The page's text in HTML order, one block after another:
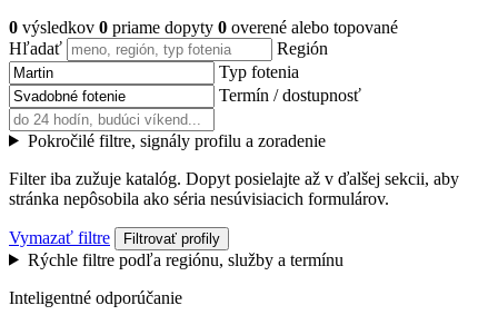
0 výsledkov 0 priame dopyty 0 overené alebo topované
Hľadať
Región
Typ fotenia
Termín / dostupnosť
Pokročilé filtre, signály profilu a zoradenie
Filter iba zužuje katalóg. Dopyt posielajte až v ďalšej sekcii, aby
stránka nepôsobila ako séria nesúvisiacich formulárov.
Vymazať filtre Filtrovať profily
Rýchle filtre podľa regiónu, služby a termínu
Inteligentné odporúčanie